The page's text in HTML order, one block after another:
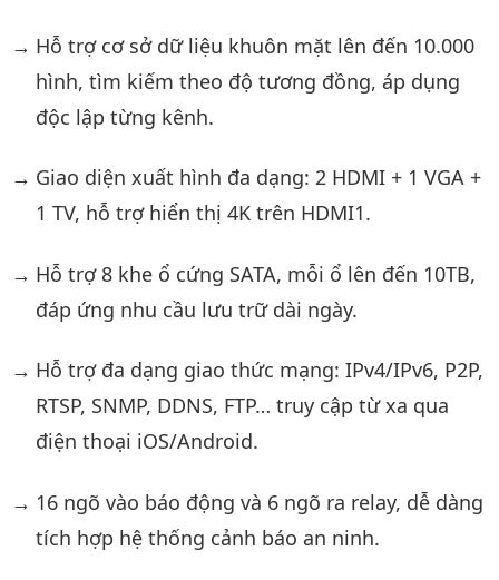
Hỗ trợ cơ sở dữ liệu khuôn mặt lên đến 10.000
hình, tìm kiếm theo độ tương đồng, áp dụng
độc lập từng kênh.
Giao diện xuất hình đa dạng: 2 HDMI + 1 VGA +
1 TV, hỗ trợ hiển thị 4K trên HDMI1.
Hỗ trợ 8 khe ổ cứng SATA, mỗi ổ lên đến 10TB,
đáp ứng nhu cầu lưu trữ dài ngày.
Hỗ trợ đa dạng giao thức mạng: IPv4/IPv6, P2P,
RTSP, SNMP, DDNS, FTP… truy cập từ xa qua
điện thoại iOS/Android.
16 ngõ vào báo động và 6 ngõ ra relay, dễ dàng
tích hợp hệ thống cảnh báo an ninh.